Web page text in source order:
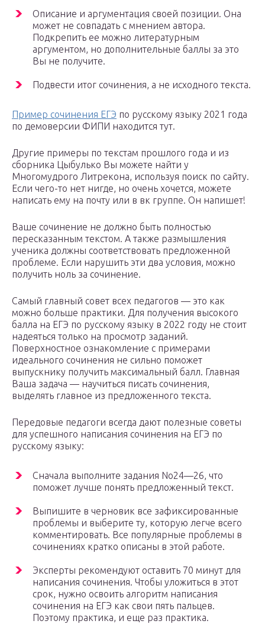
Описание и аргументация своей позиции. Она
может не совпадать с мнением автора.
Подкрепить ее можно литературным
аргументом, но дополнительные баллы за это
Вы не получите.
Подвести итог сочинения, а не исходного текста.
Пример сочинения ЕГЭ по русскому языку 2021 года
по демоверсии ФИПИ находится тут.
Другие примеры по текстам прошлого года и из
сборника Цыбулько Вы можете найти у
Многомудрого Литрекона, используя поиск по сайту.
Если чего-то нет нигде, но очень хочется, можете
написать ему на почту или в вк группе. Он напишет!
Ваше сочинение не должно быть полностью
пересказанным текстом. А также размышления
ученика должны соответствовать предложенной
проблеме. Если нарушить эти два условия, можно
получить ноль за сочинение.
Самый главный совет всех педагогов — это как
можно больше практики. Для получения высокого
балла на ЕГЭ по русскому языку в 2022 году не стоит
надеяться только на просмотр заданий.
Поверхностное ознакомление с примерами
идеального сочинения не сильно поможет
выпускнику получить максимальный балл. Главная
Ваша задача — научиться писать сочинения,
выделять главное из предложенного текста.
Передовые педагоги всегда дают полезные советы
для успешного написания сочинения на ЕГЭ по
русскому языку:
Сначала выполните задания No24—26, что
поможет лучше понять предложенный текст.
Выпишите в черновик все зафиксированные
проблемы и выберите ту, которую легче всего
комментировать. Все популярные проблемы в
сочинениях кратко описаны в этой работе.
Эксперты рекомендуют оставить 70 минут для
написания сочинения. Чтобы уложиться в этот
срок, нужно освоить алгоритм написания
сочинения на ЕГЭ как свои пять пальцев.
Поэтому практика, и еще раз практика.